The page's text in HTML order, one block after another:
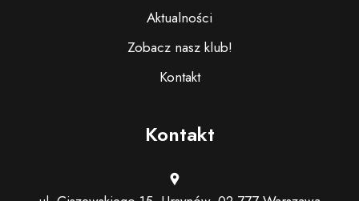
Aktualności
Zobacz nasz klub!
Kontakt
Kontakt